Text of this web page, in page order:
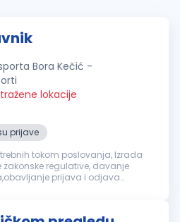
Bora Kečić -
lokacije
prijave
tokom poslovanja, Izrada
regulative, davanje
prijava i odjava